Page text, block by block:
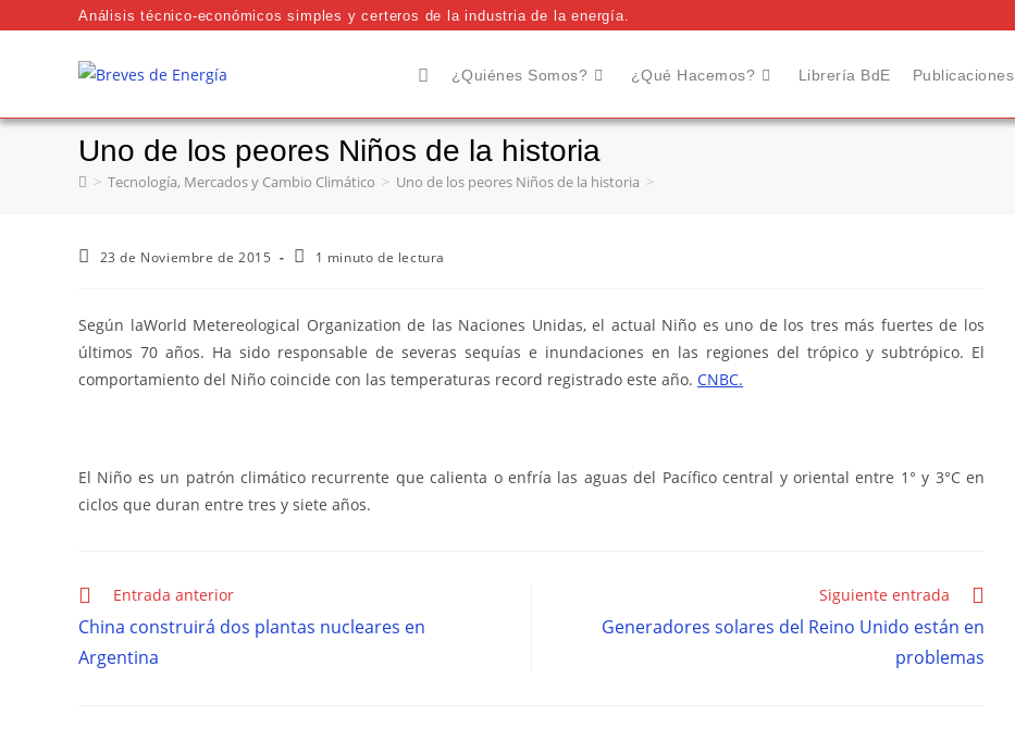
Análisis técnico-económicos simples y certeros de la industria de la energía.
¿Quiénes Somos? ¿Qué Hacemos? Librería BdE Publicaciones
Uno de los peores Niños de la historia
> Tecnología, Mercados y Cambio Climático > Uno de los peores Niños de la historia >
23 de Noviembre de 2015 1 minuto de lectura
Según laWorld Metereological Organization de las Naciones Unidas, el actual Niño es uno de los tres más fuertes de los
últimos 70 años. Ha sido responsable de severas sequías e inundaciones en las regiones del trópico y subtrópico. El
comportamiento del Niño coincide con las temperaturas record registrado este año. CNBC.
El Niño es un patrón climático recurrente que calienta o enfría las aguas del Pacífico central y oriental entre 1° y 3°C en
ciclos que duran entre tres y siete años.
Entrada anterior
China construirá dos plantas nucleares en
Argentina
Siguiente entrada
Generadores solares del Reino Unido están en
problemas